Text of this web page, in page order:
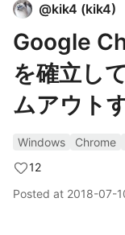
@kik4 (kik4)
Google
を確立し
ムアウト
Windows Chrome
12
Posted at 2018-07-